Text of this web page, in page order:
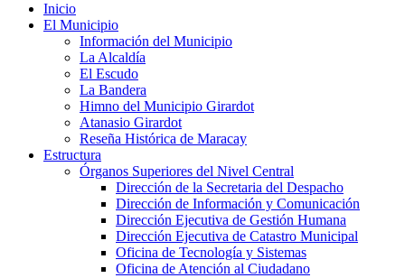
Inicio
El Municipio
Información del Municipio
La Alcaldía
El Escudo
La Bandera
Himno del Municipio Girardot
Atanasio Girardot
Reseña Histórica de Maracay
Estructura
Órganos Superiores del Nivel Central
Dirección de la Secretaria del Despacho
Dirección de Información y Comunicación
Dirección Ejecutiva de Gestión Humana
Dirección Ejecutiva de Catastro Municipal
Oficina de Tecnología y Sistemas
Oficina de Atención al Ciudadano